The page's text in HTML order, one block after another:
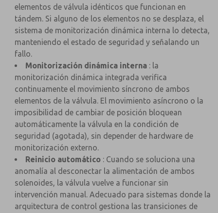
elementos de válvula idénticos que funcionan en
tándem. Si alguno de los elementos no se desplaza, el
sistema de monitorización dinámica interna lo detecta,
manteniendo el estado de seguridad y señalando un
fallo.
Monitorización dinámica interna : la
monitorización dinámica integrada verifica
continuamente el movimiento síncrono de ambos
elementos de la válvula. El movimiento asíncrono o la
imposibilidad de cambiar de posición bloquean
automáticamente la válvula en la condición de
seguridad (agotada), sin depender de hardware de
monitorización externo.
Reinicio automático : Cuando se soluciona una
anomalía al desconectar la alimentación de ambos
solenoides, la válvula vuelve a funcionar sin
intervención manual. Adecuado para sistemas donde la
arquitectura de control gestiona las transiciones de